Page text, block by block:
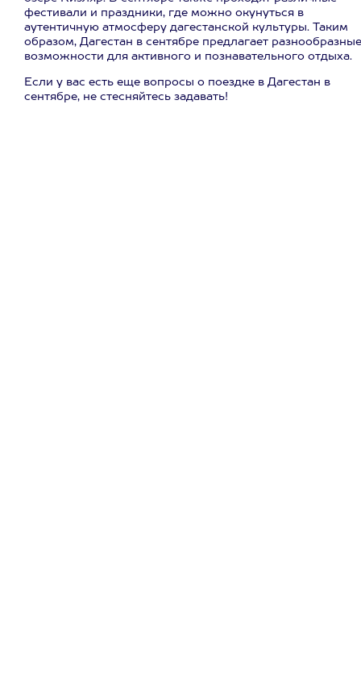
фестивали и праздники, где можно окунуться в
аутентичную атмосферу дагестанской культуры. Таким
образом, Дагестан в сентябре предлагает разнообразные
возможности для активного и познавательного отдыха.
Если у вас есть еще вопросы о поездке в Дагестан в
сентябре, не стесняйтесь задавать!